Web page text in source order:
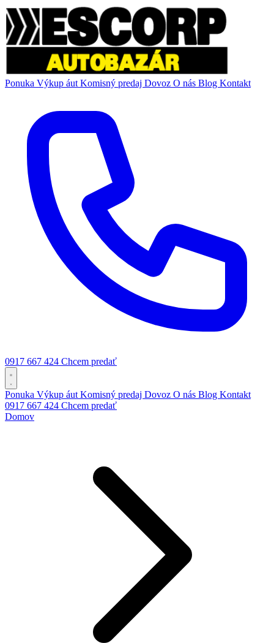
Ponuka Výkup áut Komisný predaj Dovoz O nás Blog Kontakt
0917 667 424 Chcem predať
Ponuka Výkup áut Komisný predaj Dovoz O nás Blog Kontakt
0917 667 424 Chcem predať
Domov